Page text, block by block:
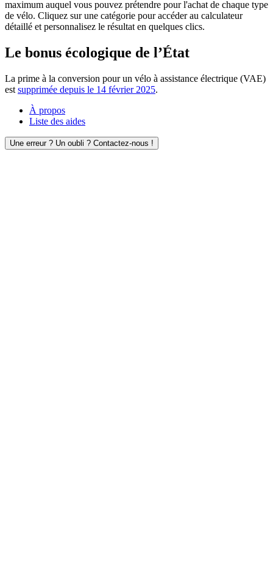
maximum auquel vous pouvez prétendre pour l'achat de chaque type
de vélo. Cliquez sur une catégorie pour accéder au calculateur
détaillé et personnalisez le résultat en quelques clics.
Le bonus écologique de l’État
La prime à la conversion pour un vélo à assistance électrique (VAE)
est supprimée depuis le 14 février 2025.
À propos
Liste des aides
Une erreur ? Un oubli ? Contactez-nous !